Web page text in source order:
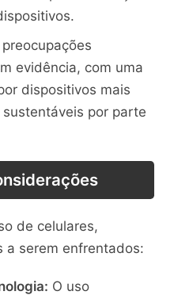
evidência, com uma
dispositivos mais
por parte
de celulares,
a serem enfrentados:
O uso